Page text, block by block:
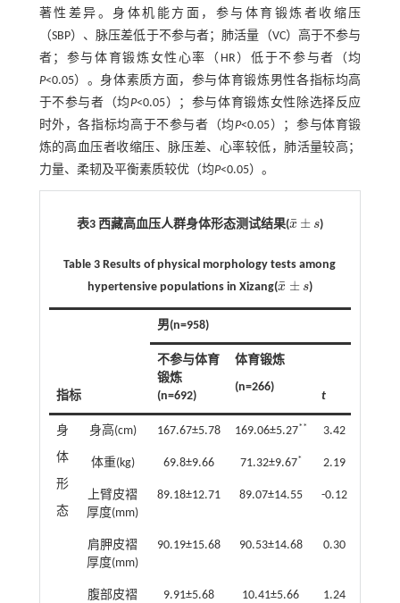
著性差异。身体机能方面，参与体育锻炼者收缩压
（SBP）、脉压差低于不参与者；肺活量（VC）高于不参与
者；参与体育锻炼女性心率（HR）低于不参与者（均
P<0.05）。身体素质方面，参与体育锻炼男性各指标均高
于不参与者（均P<0.05）；参与体育锻炼女性除选择反应
时外，各指标均高于不参与者（均P<0.05）；参与体育锻
炼的高血压者收缩压、脉压差、心率较低，肺活量较高；
力量、柔韧及平衡素质较优（均P<0.05）。
表3 西藏高血压人群身体形态测试结果(x
¯ ± s
x¯ ±s )
Table 3 Results of physical morphology tests among
hypertensive populations in Xizang(x
¯ ± s
x¯ ±s )
指标
男(n=958)
不参与体育
锻炼
(n=692)
体育锻炼
(n=266)
t
身
体
形
态
身高(cm) 167.67±5.78 169.06±5.27** 3.42
体重(kg) 69.8±9.66 71.32±9.67* 2.19
上臂皮褶
厚度(mm)
89.18±12.71 89.07±14.55 -0.12
肩胛皮褶
厚度(mm)
90.19±15.68 90.53±14.68 0.30
腹部皮褶
9.91±5.68 10.41±5.66 1.24